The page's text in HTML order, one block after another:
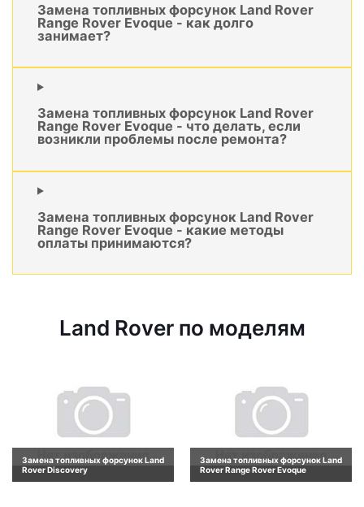
Замена топливных форсунок Land Rover
Range Rover Evoque - как долго
занимает?
Замена топливных форсунок Land Rover
Range Rover Evoque - что делать, если
возникли проблемы после ремонта?
Замена топливных форсунок Land Rover
Range Rover Evoque - какие методы
оплаты принимаются?
Land Rover по моделям
Замена топливных форсунок Land
Rover Discovery
Замена топливных форсунок Land
Rover Range Rover Evoque